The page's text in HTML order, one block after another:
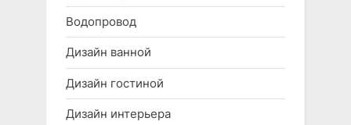
Водопровод
Дизайн ванной
Дизайн гостиной
Дизайн интерьера